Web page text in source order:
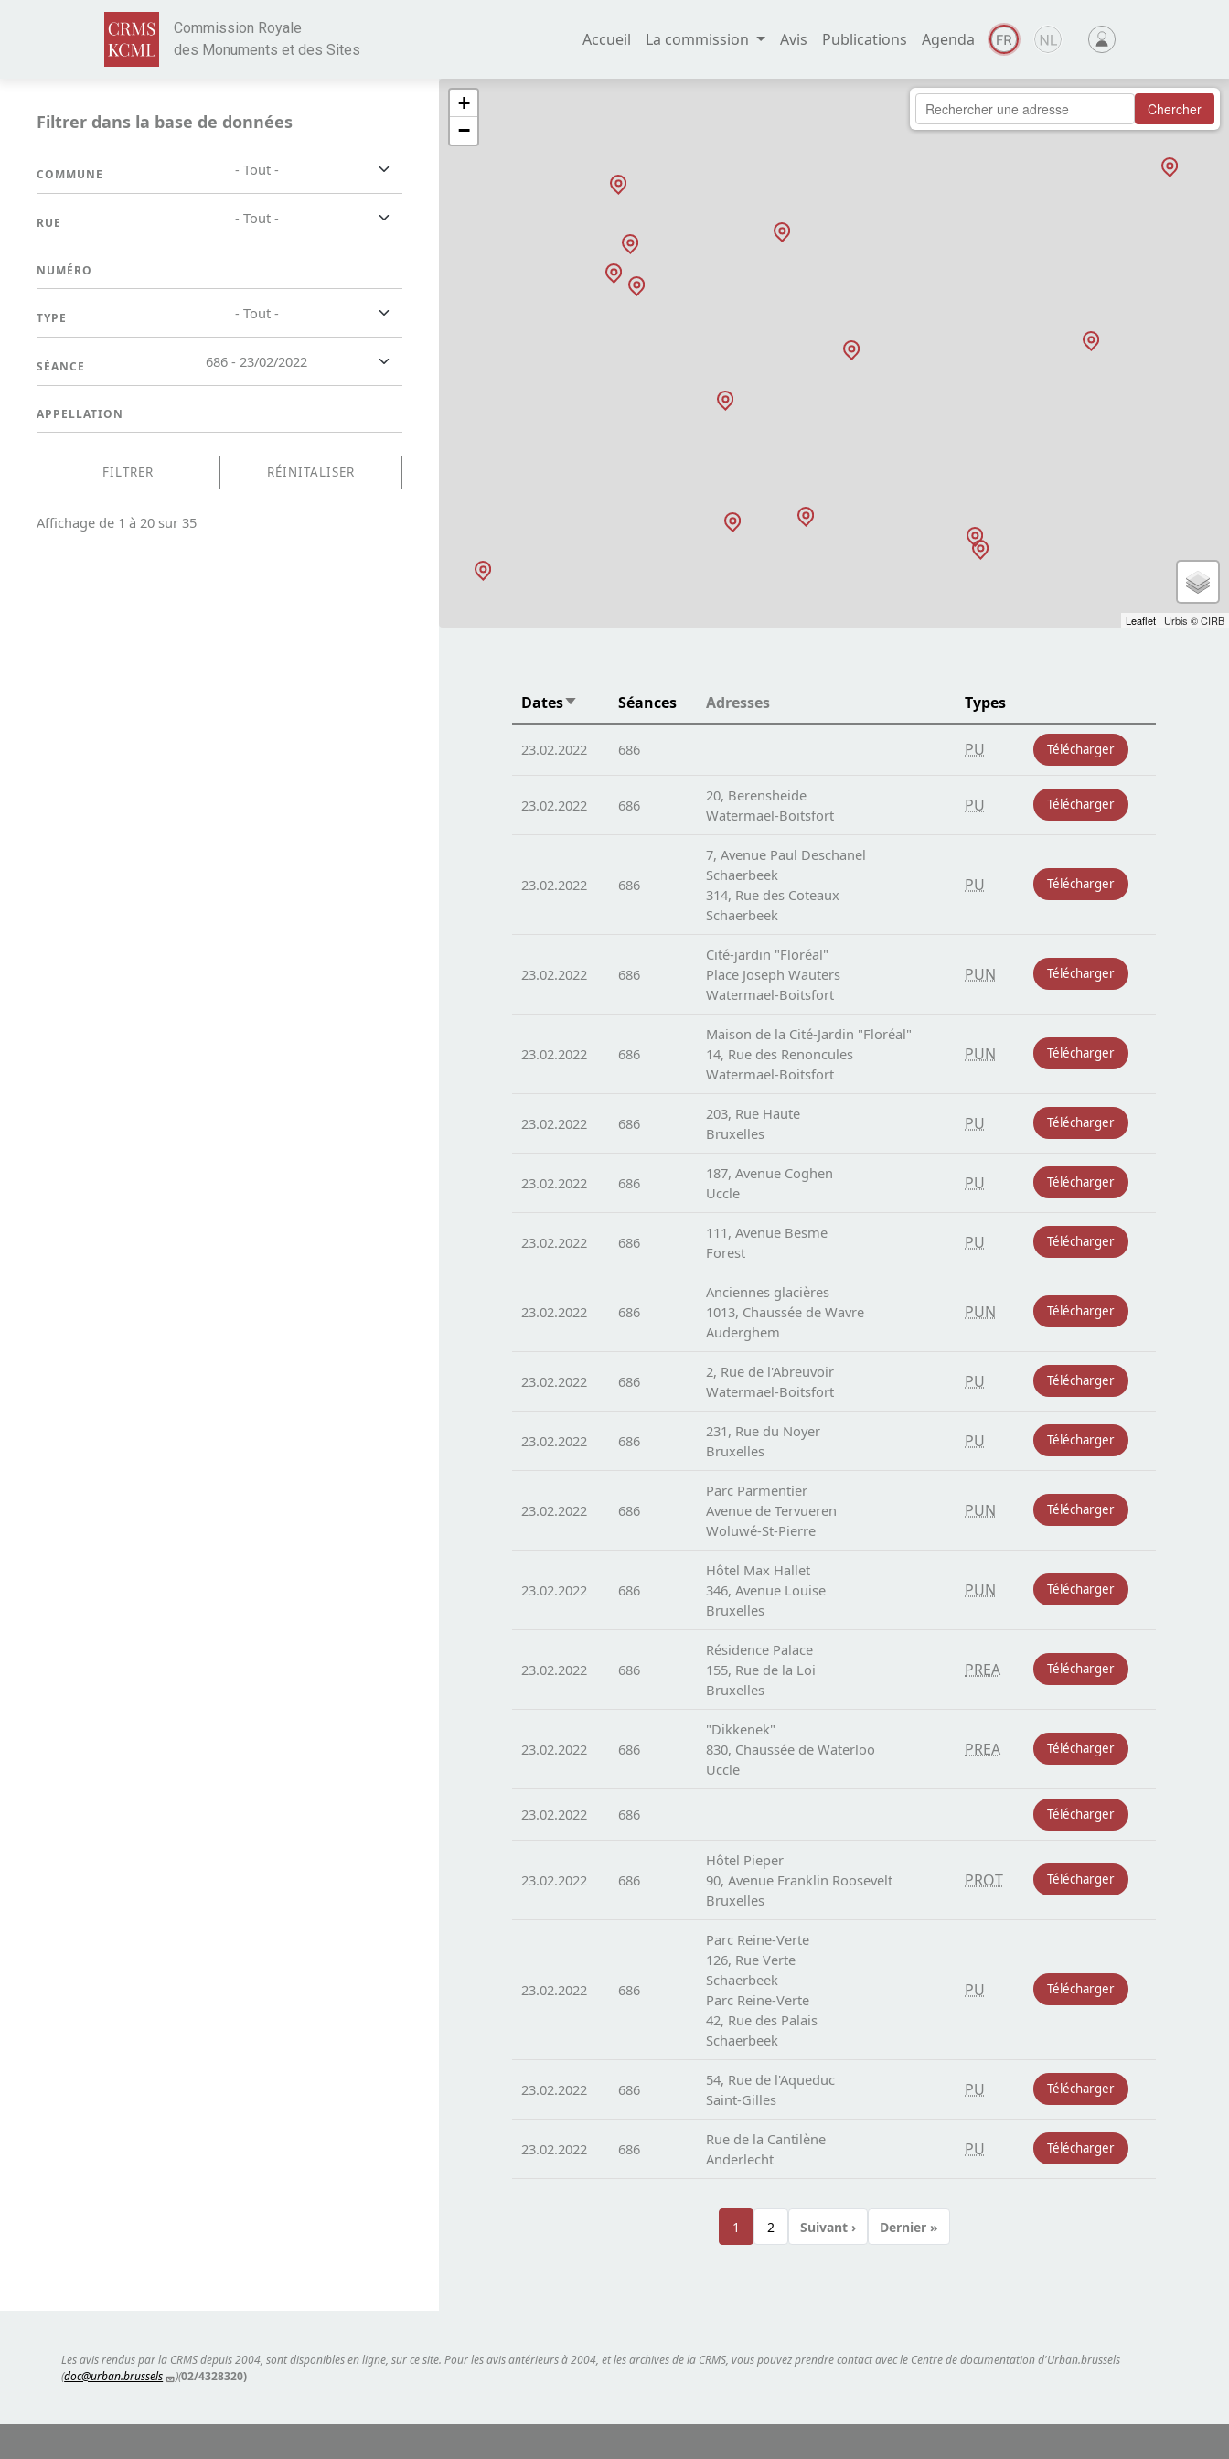
Aller au contenu principal
Commission Royale
des Monuments et des Sites
Accueil La commission Avis Publications Agenda
Filtrer dans la base de données
COMMUNE - Tout -
RUE - Tout -
NUMÉRO
TYPE - Tout -
SÉANCE 686 - 23/02/2022
APPELLATION
Affichage de 1 à 20 sur 35
+
−
Chercher
Leaflet | Urbis © CIRB
DatesTrier par ordre croissant
Séances Adresses Types
23.02.2022 686 PU Télécharger
23.02.2022 686
20, Berensheide
Watermael-Boitsfort
PU Télécharger
23.02.2022 686
7, Avenue Paul Deschanel
Schaerbeek
314, Rue des Coteaux
Schaerbeek
PU Télécharger
23.02.2022 686
Cité-jardin "Floréal"
Place Joseph Wauters
Watermael-Boitsfort
PUN Télécharger
23.02.2022 686
Maison de la Cité-Jardin "Floréal"
14, Rue des Renoncules
Watermael-Boitsfort
PUN Télécharger
23.02.2022 686
203, Rue Haute
Bruxelles
PU Télécharger
23.02.2022 686
187, Avenue Coghen
Uccle
PU Télécharger
23.02.2022 686
111, Avenue Besme
Forest
PU Télécharger
23.02.2022 686
Anciennes glacières
1013, Chaussée de Wavre
Auderghem
PUN Télécharger
23.02.2022 686
2, Rue de l'Abreuvoir
Watermael-Boitsfort
PU Télécharger
23.02.2022 686
231, Rue du Noyer
Bruxelles
PU Télécharger
23.02.2022 686
Parc Parmentier
Avenue de Tervueren
Woluwé-St-Pierre
PUN Télécharger
23.02.2022 686
Hôtel Max Hallet
346, Avenue Louise
Bruxelles
PUN Télécharger
23.02.2022 686
Résidence Palace
155, Rue de la Loi
Bruxelles
PREA Télécharger
23.02.2022 686
"Dikkenek"
830, Chaussée de Waterloo
Uccle
PREA Télécharger
23.02.2022 686 Télécharger
23.02.2022 686
Hôtel Pieper
90, Avenue Franklin Roosevelt
Bruxelles
PROT Télécharger
23.02.2022 686
Parc Reine-Verte
126, Rue Verte
Schaerbeek
Parc Reine-Verte
42, Rue des Palais
Schaerbeek
PU Télécharger
23.02.2022 686
54, Rue de l'Aqueduc
Saint-Gilles
PU Télécharger
23.02.2022 686
Rue de la Cantilène
Anderlecht
PU Télécharger
Page
1 Page
2 Page suivante
Suivant › Dernière page
Dernier »
Les avis rendus par la CRMS depuis 2004, sont disponibles en ligne, sur ce site. Pour les avis antérieurs à 2004, et les archives de la CRMS, vous pouvez prendre contact avec le Centre de documentation d'Urban.brussels
(doc@urban.brussels )(02/4328320)